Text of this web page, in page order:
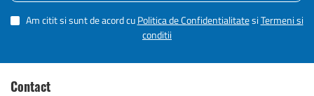
Am citit si sunt de acord cuPolitica de ConfidentialitatesiTermeni si
conditii
Contact